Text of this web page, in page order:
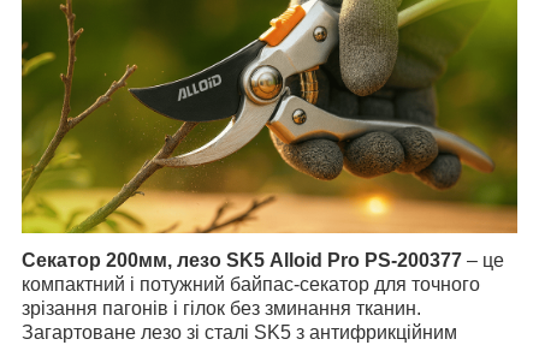
Секатор 200мм, лезо SK5 Alloid Pro PS-200377 – це
компактний і потужний байпас-секатор для точного
зрізання пагонів і гілок без зминання тканин.
Загартоване лезо зі сталі SK5 з антифрикційним